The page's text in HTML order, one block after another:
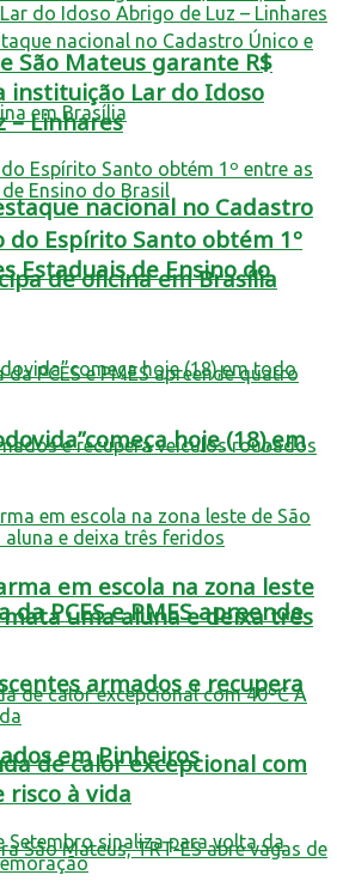
nacional no Cadastro
de oficina em Brasília
da PCES e PMES apreende
armados e recupera
em Pinheiros
São Mateus garante R$
instituição Lar do Idoso
– Linhares
do Espírito Santo obtém 1º
Estaduais de Ensino do
hoje (18),em
em escola na zona leste
mata uma aluna e deixa três
de calor excepcional com
risco à vida